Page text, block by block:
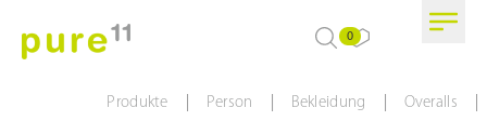
0
Produkte Person Bekleidung Overalls